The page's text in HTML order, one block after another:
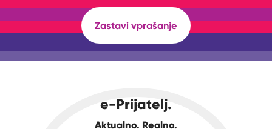
Zastavi vprašanje
e-Prijatelj.
Aktualno. Realno.